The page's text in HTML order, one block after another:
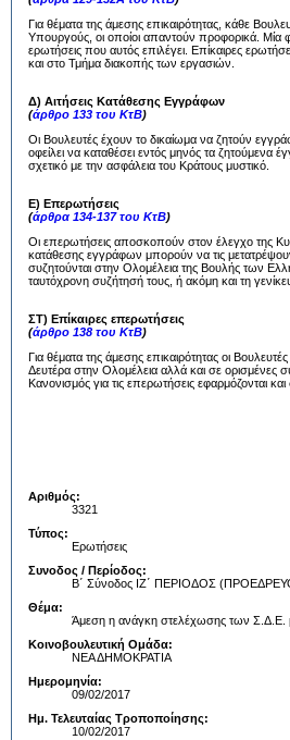
Για θέματα της άμεσης επικαιρότητας, κάθε
Υπουργούς, οι οποίοι απαντούν προφορικά. Μία
ερωτήσεις που αυτός επιλέγει. Επίκαιρες
και στο Τμήμα διακοπής των εργασιών.
Δ) Αιτήσεις Κατάθεσης Εγγράφων
(άρθρο 133 του ΚτΒ)
Οι Βουλευτές έχουν το δικαίωμα να ζητούν
οφείλει να καταθέσει εντός μηνός τα
σχετικό με την ασφάλεια του Κράτους μυστικό.
Ε) Επερωτήσεις
(άρθρα 134-137 του ΚτΒ)
Οι επερωτήσεις αποσκοπούν στον έλεγχο της
κατάθεσης εγγράφων μπορούν να τις
συζητούνται στην Ολομέλεια της Βουλής των
ταυτόχρονη συζήτησή τους, ή ακόμη και τη
ΣΤ) Επίκαιρες επερωτήσεις
(άρθρο 138 του ΚτΒ)
Για θέματα της άμεσης επικαιρότητας οι
Δευτέρα στην Ολομέλεια αλλά και σε ορισμένες
Κανονισμός για τις επερωτήσεις εφαρμόζονται
Αριθμός:
3321
Τύπος:
Ερωτήσεις
Συνοδος / Περίοδος:
Β΄ Σύνοδος ΙΖ΄ ΠΕΡΙΟΔΟΣ
Θέμα:
Άμεση η ανάγκη στελέχωσης των Σ.Δ.Ε.
Κοινοβουλευτική Ομάδα:
ΝΕΑ ΔΗΜΟΚΡΑΤΙΑ
Ημερομηνία:
09/02/2017
Ημ. Τελευταίας Τροποποίησης:
10/02/2017